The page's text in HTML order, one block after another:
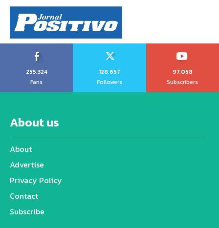
255,324
Fans
128,657
Followers
97,058
Subscribers
About us
About
Advertise
Privacy Policy
Contact
Subscribe